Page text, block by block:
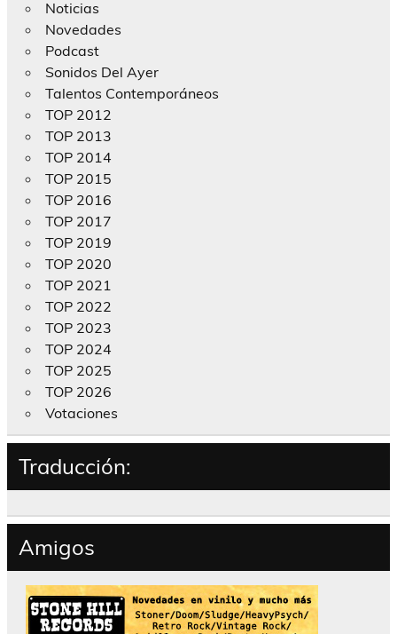
Noticias
Novedades
Podcast
Sonidos Del Ayer
Talentos Contemporáneos
TOP 2012
TOP 2013
TOP 2014
TOP 2015
TOP 2016
TOP 2017
TOP 2019
TOP 2020
TOP 2021
TOP 2022
TOP 2023
TOP 2024
TOP 2025
TOP 2026
Votaciones
Traducción:
Amigos